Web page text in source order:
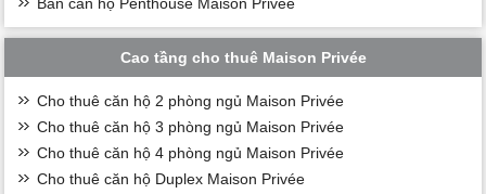
Cao tầng cho thuê Maison Privée
Cho thuê căn hộ 2 phòng ngủ Maison Privée
Cho thuê căn hộ 3 phòng ngủ Maison Privée
Cho thuê căn hộ 4 phòng ngủ Maison Privée
Cho thuê căn hộ Duplex Maison Privée